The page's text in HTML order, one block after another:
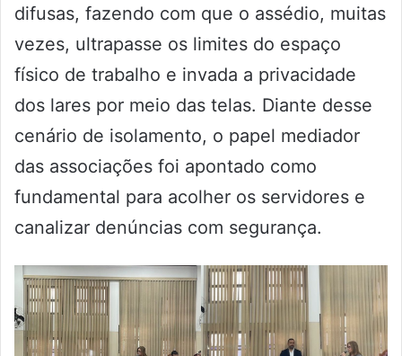
difusas, fazendo com que o assédio, muitas
vezes, ultrapasse os limites do espaço
físico de trabalho e invada a privacidade
dos lares por meio das telas. Diante desse
cenário de isolamento, o papel mediador
das associações foi apontado como
fundamental para acolher os servidores e
canalizar denúncias com segurança.